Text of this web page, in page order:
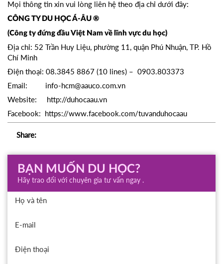
Mọi thông tin xin vui lòng liên hệ theo địa chỉ dưới đây:
CÔNG TY DU HỌC Á-ÂU ®
(Công ty đứng đầu Việt Nam về lĩnh vực du học)
Địa chỉ: 52 Trần Huy Liệu, phường 11, quận Phú Nhuận, TP. Hồ
Chí Minh
Điện thoại: 08.3845 8867 (10 lines) – 0903.803373
Email: info-hcm@aauco.com.vn
Website: http://duhocaau.vn
Facebook: https://www.facebook.com/tuvanduhocaau
Share:
BẠN MUỐN DU HỌC?
Hãy trao đổi với chuyên gia tư vấn ngay .
Họ và tên
E-mail
Điện thoại